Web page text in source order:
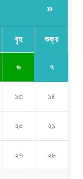
»
বৃহ শুক্র
৬ ৭
১৩ ১৪
২০ ২১
২৭ ২৮